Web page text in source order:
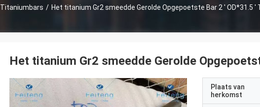
Titaniumbars / Het titanium Gr2 smeedde Gerolde Opgepoetste Bar 2 ' OD*31.5 '
Het titanium Gr2 smeedde Gerolde
Plaats van
herkomst